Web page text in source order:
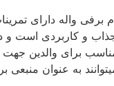
برفی واله دارای
و کاربردی است و
برای والدین
به عنوان منبعی